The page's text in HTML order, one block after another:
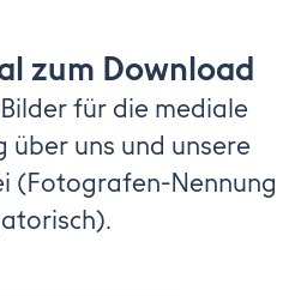
zum Download
für die mediale
über uns und unsere
(Fotografen-Nennung